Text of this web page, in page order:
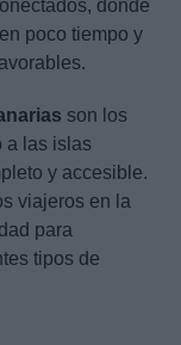
donde
poco tiempo y
son los
a las islas
y accesible.
viajeros en la
para
tipos de